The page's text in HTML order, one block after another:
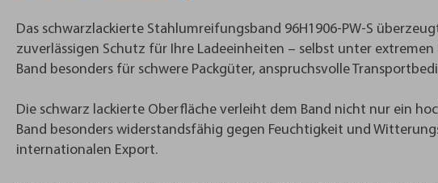
Das schwarzlackierte Stahlumreifungsband 96H1906-PW-S
zuverlässigen Schutz für Ihre Ladeeinheiten – selbst unter
Band besonders für schwere Packgüter, anspruchsvolle
Die schwarz lackierte Oberfläche verleiht dem Band nicht nur ein
Band besonders widerstandsfähig gegen Feuchtigkeit und
internationalen Export.